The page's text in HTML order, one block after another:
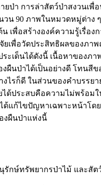
า การล่าสัตว์ป่าสงวนเ
90 ภาพในหมวดหมู่ต่า
พื่อสร้างองค์ความรู้เรื่อ
เพื่อวัดประสิทธิผลของภ
เด็นได้ดังนี้ เนื้อหาของ
ป่าได้เป็นอย่างดี โทนสี
ไรก็ดี ในส่วนของคำบรร
ด้ประสบคือความไม่พร้อม
แก้ไขปัญหาเฉพาะหน้าโ
งผืนป่าแห่งนี้
รัพยากรป่าไม้ และสัตว์ป่